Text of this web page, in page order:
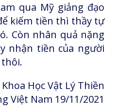
qua Mỹ giảng đạo
kiếm tiền thì thầy tự
Còn nhân quả nặng
nhận tiền của người
Học Vật Lý Thiền
Việt Nam 19/11/2021